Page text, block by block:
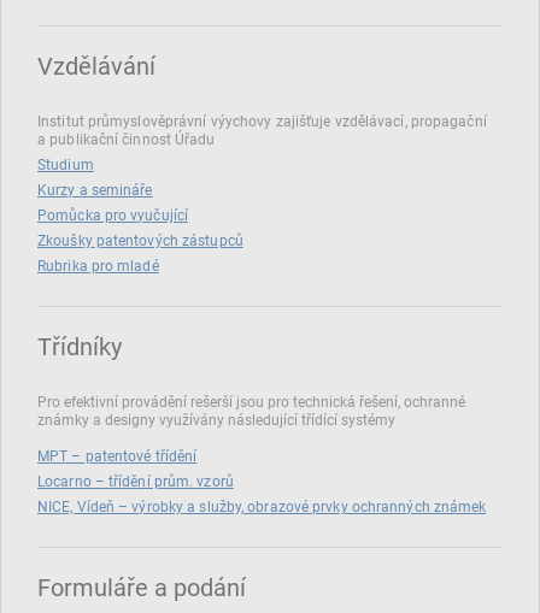
Vzdělávání
Institut průmyslověprávní výychovy zajišťuje vzdělávací, propagační
a publikační činnost Úřadu
Studium
Kurzy a semináře
Pomůcka pro vyučující
Zkoušky patentových zástupců
Rubrika pro mladé
Třídníky
Pro efektivní provádění rešerší jsou pro technická řešení, ochranné
známky a designy využívány následující třídící systémy
MPT – patentové třídění
Locarno – třídění prům. vzorů
NICE, Vídeň – výrobky a služby, obrazové prvky ochranných známek
Formuláře a podání